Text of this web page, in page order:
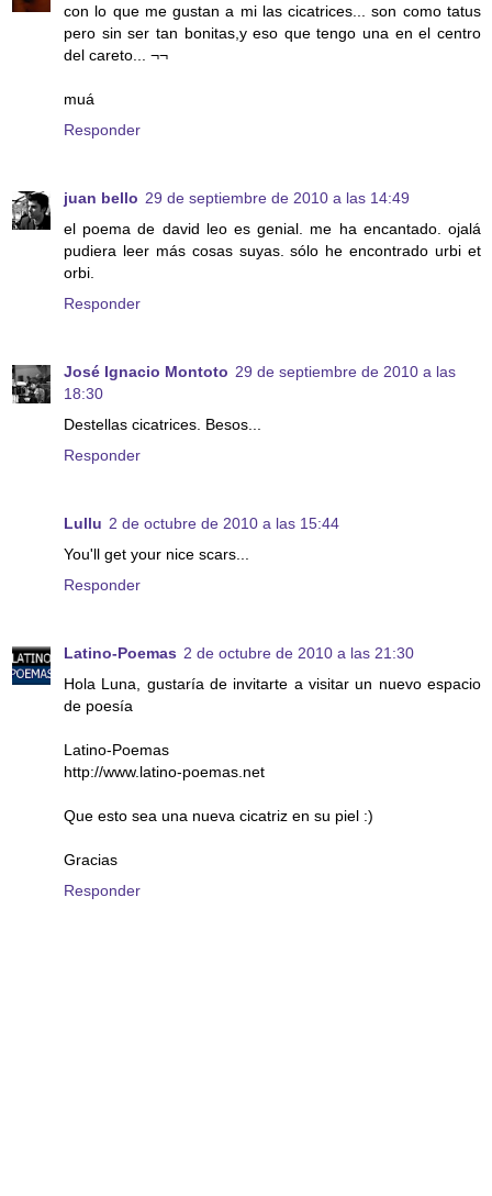
con lo que me gustan a mi las cicatrices... son como tatus
pero sin ser tan bonitas,y eso que tengo una en el centro
del careto... ¬¬
muá
Responder
juan bello 29 de septiembre de 2010 a las 14:49
el poema de david leo es genial. me ha encantado. ojalá
pudiera leer más cosas suyas. sólo he encontrado urbi et
orbi.
Responder
José Ignacio Montoto 29 de septiembre de 2010 a las
18:30
Destellas cicatrices. Besos...
Responder
Lullu 2 de octubre de 2010 a las 15:44
You'll get your nice scars...
Responder
Latino-Poemas 2 de octubre de 2010 a las 21:30
Hola Luna, gustaría de invitarte a visitar un nuevo espacio
de poesía
Latino-Poemas
http://www.latino-poemas.net
Que esto sea una nueva cicatriz en su piel :)
Gracias
Responder